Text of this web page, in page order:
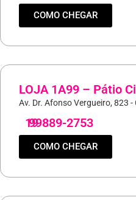
COMO CHEGAR
LOJA 1A99 – Pátio
Av. Dr. Afonso Vergueiro, 823
19
99889-2753
COMO CHEGAR